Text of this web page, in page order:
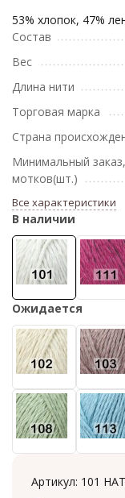
53% хлопок, 47%
Состав
Вес
Длина нити
Торговая марка
Страна
Минимальный заказ,
мотков(шт.)
Все характеристики
В наличии
Ожидается
Артикул: 101